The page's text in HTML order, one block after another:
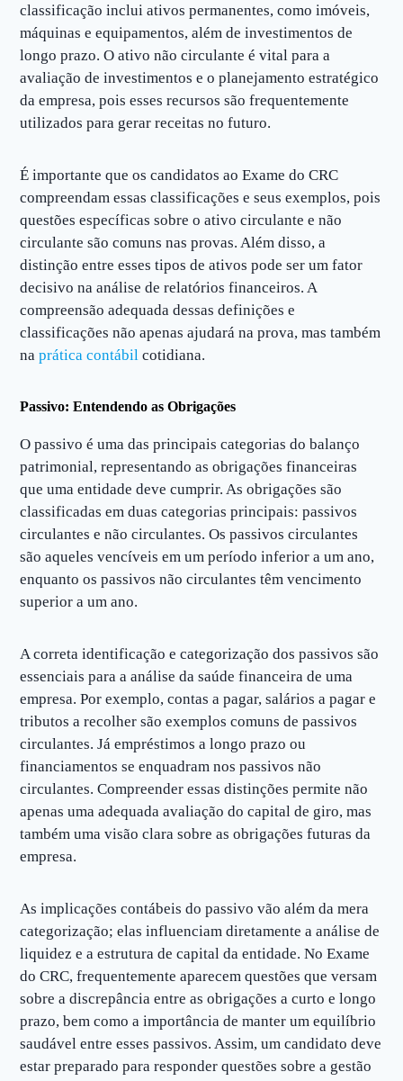
classificação inclui ativos permanentes, como imóveis,
máquinas e equipamentos, além de investimentos de
longo prazo. O ativo não circulante é vital para a
avaliação de investimentos e o planejamento estratégico
da empresa, pois esses recursos são frequentemente
utilizados para gerar receitas no futuro.
É importante que os candidatos ao Exame do CRC
compreendam essas classificações e seus exemplos, pois
questões específicas sobre o ativo circulante e não
circulante são comuns nas provas. Além disso, a
distinção entre esses tipos de ativos pode ser um fator
decisivo na análise de relatórios financeiros. A
compreensão adequada dessas definições e
classificações não apenas ajudará na prova, mas também
naprática contábil cotidiana.
Passivo: Entendendo as Obrigações
O passivo é uma das principais categorias do balanço
patrimonial, representando as obrigações financeiras
que uma entidade deve cumprir. As obrigações são
classificadas em duas categorias principais: passivos
circulantes e não circulantes. Os passivos circulantes
são aqueles vencíveis em um período inferior a um ano,
enquanto os passivos não circulantes têm vencimento
superior a um ano.
A correta identificação e categorização dos passivos são
essenciais para a análise da saúde financeira de uma
empresa. Por exemplo, contas a pagar, salários a pagar e
tributos a recolher são exemplos comuns de passivos
circulantes. Já empréstimos a longo prazo ou
financiamentos se enquadram nos passivos não
circulantes. Compreender essas distinções permite não
apenas uma adequada avaliação do capital de giro, mas
também uma visão clara sobre as obrigações futuras da
empresa.
As implicações contábeis do passivo vão além da mera
categorização; elas influenciam diretamente a análise de
liquidez e a estrutura de capital da entidade. No Exame
do CRC, frequentemente aparecem questões que versam
sobre a discrepância entre as obrigações a curto e longo
prazo, bem como a importância de manter um equilíbrio
saudável entre esses passivos. Assim, um candidato deve
estar preparado para responder questões sobre a gestão